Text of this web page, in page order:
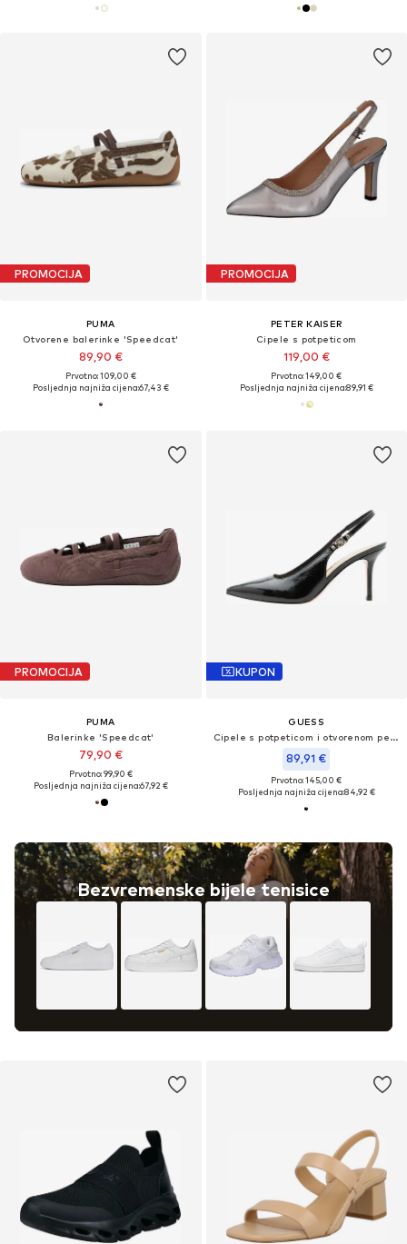
PROMOCIJA
PUMA
Otvorene balerinke 'Speedcat'
89,90 €
Prvotno: 109,00 €
Posljednja najniža cijena:67,43 €
PROMOCIJA
PETER KAISER
Cipele s potpeticom
119,00 €
Prvotno: 149,00 €
Posljednja najniža cijena:89,91 €
PROMOCIJA
PUMA
Balerinke 'Speedcat'
79,90 €
Prvotno: 99,90 €
Posljednja najniža cijena:67,92 €
Bezvremenske bijele tenisice
KUPON
GUESS
Cipele s potpeticom i otvorenom petom 'NASHILY'
89,91 €
Prvotno: 145,00 €
Posljednja najniža cijena:84,92 €